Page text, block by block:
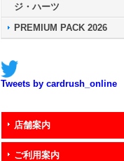
ジ・ハーツ
PREMIUM PACK 2026
Tweets by cardrush_online
店舗案内
ご利用案内